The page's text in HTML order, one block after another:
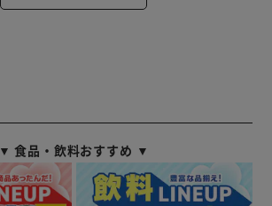
▼ 食品・飲料おすすめ ▼